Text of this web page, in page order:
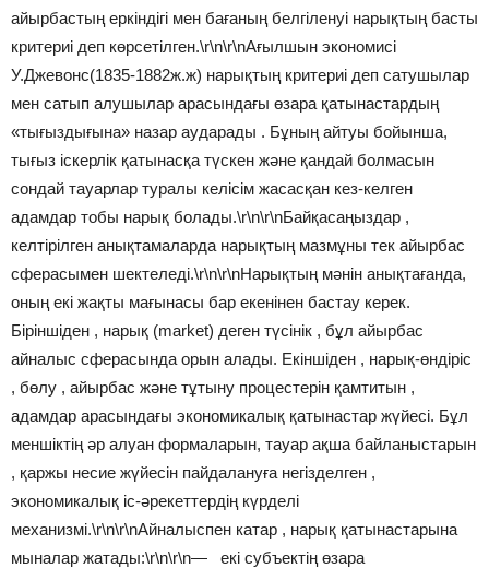
айырбастың еркіндігі мен бағаның белгіленуі нарықтың басты
критериі деп көрсетілген.\r\n\r\nАғылшын экономисі
У.Джевонс(1835-1882ж.ж) нарықтың критериі деп сатушылар
мен сатып алушылар арасындағы өзара қатынастардың
«тығыздығына» назар аударады . Бұның айтуы бойынша,
тығыз іскерлік қатынасқа түскен және қандай болмасын
сондай тауарлар туралы келісім жасасқан кез-келген
адамдар тобы нарық болады.\r\n\r\nБайқасаңыздар ,
келтірілген анықтамаларда нарықтың мазмұны тек айырбас
сферасымен шектеледі.\r\n\r\nНарықтың мәнін анықтағанда,
оның екі жақты мағынасы бар екенінен бастау керек.
Біріншіден , нарық (market) деген түсінік , бұл айырбас
айналыс сферасында орын алады. Екіншіден , нарық-өндіріс
, бөлу , айырбас және тұтыну процестерін қамтитын ,
адамдар арасындағы экономикалық қатынастар жүйесі. Бұл
меншіктің әр алуан формаларын, тауар ақша байланыстарын
, қаржы несие жүйесін пайдалануға негізделген ,
экономикалық іс-әрекеттердің күрделі
механизмі.\r\n\r\nАйналыспен катар , нарық қатынастарына
мыналар жатады:\r\n\r\n— екі субъектің өзара